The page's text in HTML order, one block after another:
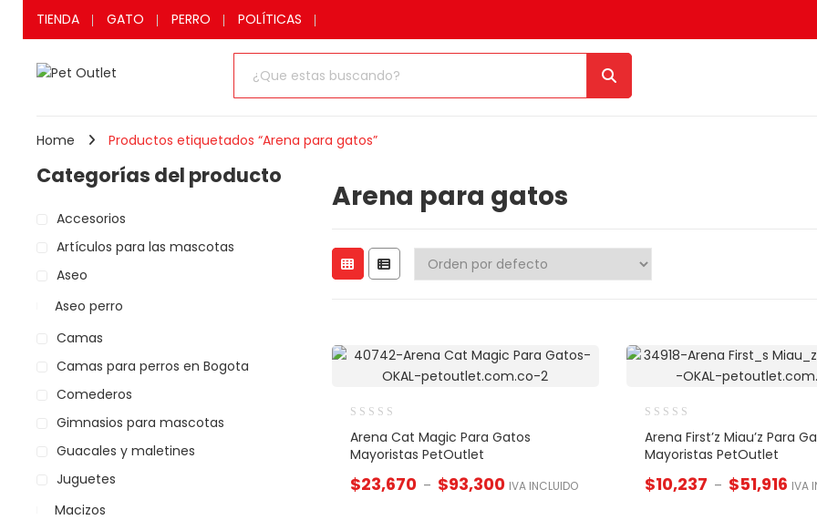
TIENDA GATO PERRO POLÍTICAS
Home Productos etiquetados “Arena para gatos”
Categorías del producto
Accesorios
Artículos para las mascotas
Aseo
Aseo perro
Camas
Camas para perros en Bogota
Comederos
Gimnasios para mascotas
Guacales y maletines
Juguetes
Macizos
Arena para gatos
Arena Cat Magic Para Gatos
Mayoristas PetOutlet
$23,670 – $93,300 IVA INCLUIDO
Arena First’z Miau’z Para
Mayoristas PetOutlet
$10,237 – $51,916 IVA